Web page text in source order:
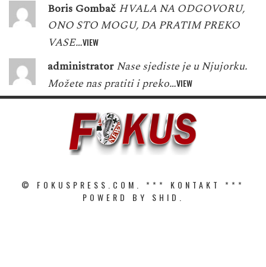
Boris Gombač HVALA NA ODGOVORU,
ONO STO MOGU, DA PRATIM PREKO
VASE…VIEW
administrator Nase sjediste je u Njujorku.
Možete nas pratiti i preko…VIEW
© FOKUSPRESS.COM. *** KONTAKT
***
POWERD BY SHID.